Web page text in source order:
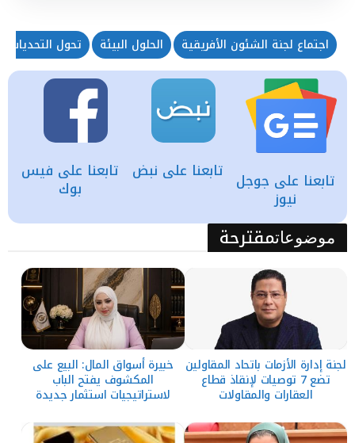
اجتماع لجنة الشئون الأفريقية الحلول البيئة تحول التحديات
تابعنا على فيس
بوك
تابعنا على نبض تابعنا على جوجل
نيوز
موضوعاتمقترحة
لجنة إدارة الأزمات باتحاد المقاولين
تضع 7 توصيات لإنقاذ قطاع
العقارات والمقاولات
خبيرة أسواق المال: البيع على
المكشوف يفتح الباب
لاستراتيجيات استثمار جديدة